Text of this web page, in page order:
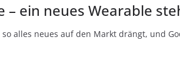
– ein neues Wearable
alles neues auf den Markt drängt, und